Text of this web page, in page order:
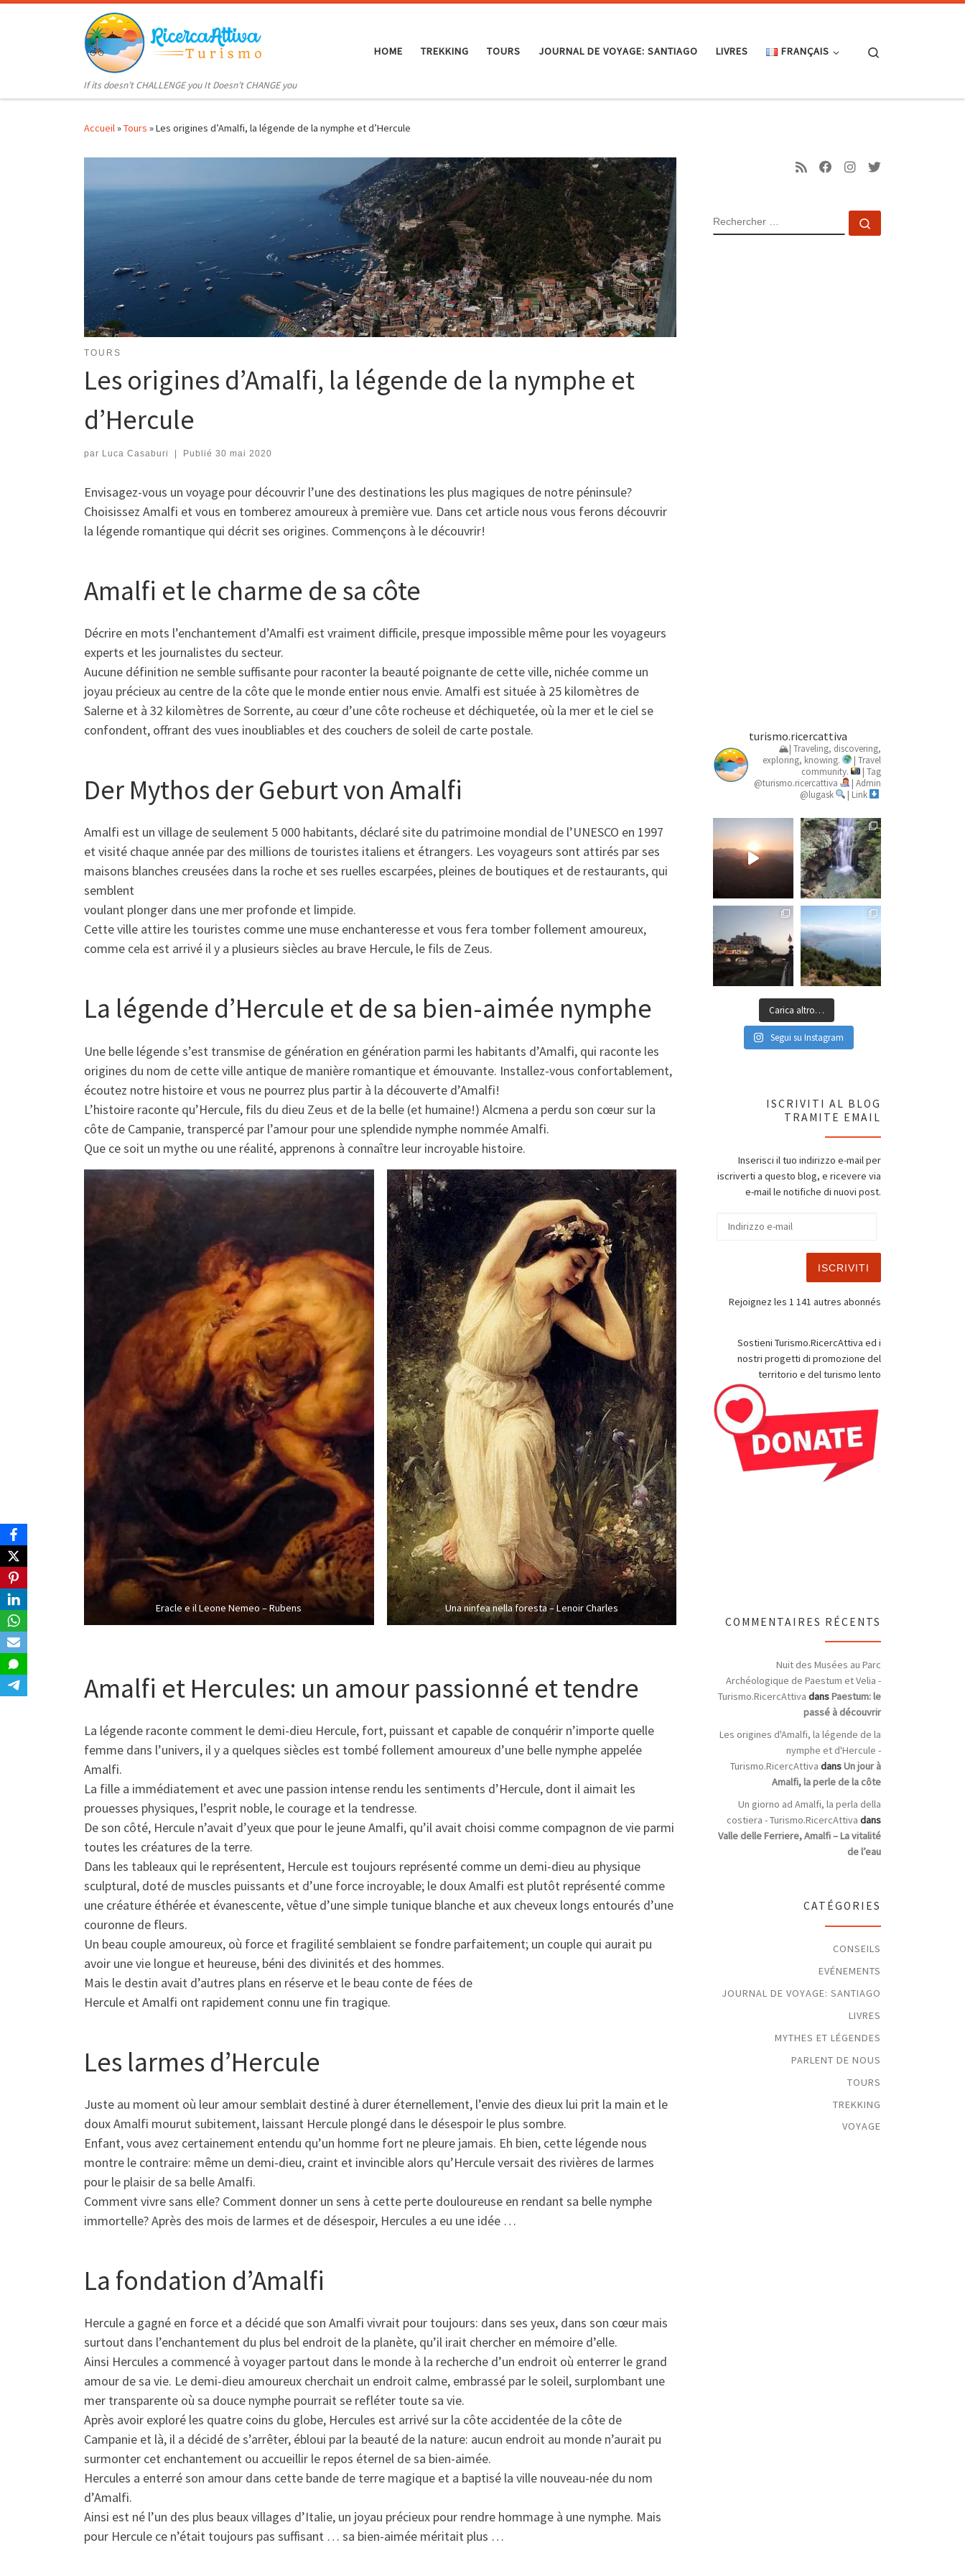
Passer au contenu
If its doesn’t CHALLENGE you It Doesn’t CHANGE you
HOME TREKKING TOURS JOURNAL DE VOYAGE: SANTIAGO LIVRES FRANÇAIS
Accueil»Tours »Les origines d’Amalfi, la légende de la nymphe et d’Hercule
TOURS
Les origines d’Amalfi, la légende de la nymphe et
d’Hercule
par Luca Casaburi Publié 30 mai 2020
Envisagez-vous un voyage pour découvrir l’une des destinations les plus magiques de notre péninsule?
Choisissez Amalfi et vous en tomberez amoureux à première vue. Dans cet article nous vous ferons découvrir
la légende romantique qui décrit ses origines. Commençons à le découvrir!
Amalfi et le charme de sa côte
Décrire en mots l’enchantement d’Amalfi est vraiment difficile, presque impossible même pour les voyageurs
experts et les journalistes du secteur.
Aucune définition ne semble suffisante pour raconter la beauté poignante de cette ville, nichée comme un
joyau précieux au centre de la côte que le monde entier nous envie. Amalfi est située à 25 kilomètres de
Salerne et à 32 kilomètres de Sorrente, au cœur d’une côte rocheuse et déchiquetée, où la mer et le ciel se
confondent, offrant des vues inoubliables et des couchers de soleil de carte postale.
Der Mythos der Geburt von Amalfi
Amalfi est un village de seulement 5 000 habitants, déclaré site du patrimoine mondial de l’UNESCO en 1997
et visité chaque année par des millions de touristes italiens et étrangers. Les voyageurs sont attirés par ses
maisons blanches creusées dans la roche et ses ruelles escarpées, pleines de boutiques et de restaurants, qui
semblent
voulant plonger dans une mer profonde et limpide.
Cette ville attire les touristes comme une muse enchanteresse et vous fera tomber follement amoureux,
comme cela est arrivé il y a plusieurs siècles au brave Hercule, le fils de Zeus.
La légende d’Hercule et de sa bien-aimée nymphe
Une belle légende s’est transmise de génération en génération parmi les habitants d’Amalfi, qui raconte les
origines du nom de cette ville antique de manière romantique et émouvante. Installez-vous confortablement,
écoutez notre histoire et vous ne pourrez plus partir à la découverte d’Amalfi!
L’histoire raconte qu’Hercule, fils du dieu Zeus et de la belle (et humaine!) Alcmena a perdu son cœur sur la
côte de Campanie, transpercé par l’amour pour une splendide nymphe nommée Amalfi.
Que ce soit un mythe ou une réalité, apprenons à connaître leur incroyable histoire.
Eracle e il Leone Nemeo – Rubens Una ninfea nella foresta – Lenoir Charles
Amalfi et Hercules: un amour passionné et tendre
La légende raconte comment le demi-dieu Hercule, fort, puissant et capable de conquérir n’importe quelle
femme dans l’univers, il y a quelques siècles est tombé follement amoureux d’une belle nymphe appelée
Amalfi.
La fille a immédiatement et avec une passion intense rendu les sentiments d’Hercule, dont il aimait les
prouesses physiques, l’esprit noble, le courage et la tendresse.
De son côté, Hercule n’avait d’yeux que pour le jeune Amalfi, qu’il avait choisi comme compagnon de vie parmi
toutes les créatures de la terre.
Dans les tableaux qui le représentent, Hercule est toujours représenté comme un demi-dieu au physique
sculptural, doté de muscles puissants et d’une force incroyable; le doux Amalfi est plutôt représenté comme
une créature éthérée et évanescente, vêtue d’une simple tunique blanche et aux cheveux longs entourés d’une
couronne de fleurs.
Un beau couple amoureux, où force et fragilité semblaient se fondre parfaitement; un couple qui aurait pu
avoir une vie longue et heureuse, béni des divinités et des hommes.
Mais le destin avait d’autres plans en réserve et le beau conte de fées de
Hercule et Amalfi ont rapidement connu une fin tragique.
Les larmes d’Hercule
Juste au moment où leur amour semblait destiné à durer éternellement, l’envie des dieux lui prit la main et le
doux Amalfi mourut subitement, laissant Hercule plongé dans le désespoir le plus sombre.
Enfant, vous avez certainement entendu qu’un homme fort ne pleure jamais. Eh bien, cette légende nous
montre le contraire: même un demi-dieu, craint et invincible alors qu’Hercule versait des rivières de larmes
pour le plaisir de sa belle Amalfi.
Comment vivre sans elle? Comment donner un sens à cette perte douloureuse en rendant sa belle nymphe
immortelle? Après des mois de larmes et de désespoir, Hercules a eu une idée …
La fondation d’Amalfi
Hercule a gagné en force et a décidé que son Amalfi vivrait pour toujours: dans ses yeux, dans son cœur mais
surtout dans l’enchantement du plus bel endroit de la planète, qu’il irait chercher en mémoire d’elle.
Ainsi Hercules a commencé à voyager partout dans le monde à la recherche d’un endroit où enterrer le grand
amour de sa vie. Le demi-dieu amoureux cherchait un endroit calme, embrassé par le soleil, surplombant une
mer transparente où sa douce nymphe pourrait se refléter toute sa vie.
Après avoir exploré les quatre coins du globe, Hercules est arrivé sur la côte accidentée de la côte de
Campanie et là, il a décidé de s’arrêter, ébloui par la beauté de la nature: aucun endroit au monde n’aurait pu
surmonter cet enchantement ou accueillir le repos éternel de sa bien-aimée.
Hercules a enterré son amour dans cette bande de terre magique et a baptisé la ville nouveau-née du nom
d’Amalfi.
Ainsi est né l’un des plus beaux villages d’Italie, un joyau précieux pour rendre hommage à une nymphe. Mais
pour Hercule ce n’était toujours pas suffisant … sa bien-aimée méritait plus …
RECHERCHER
turismo.ricercattiva
🏔| Traveling, discovering,
exploring, knowing.
| Travel
community.
| Tag
@turismo.ricercattiva
| Admin
@lugask
| Link
Carica altro…
Segui su Instagram
ISCRIVITI AL BLOG
TRAMITE EMAIL
Inserisci il tuo indirizzo e-mail per
iscriverti a questo blog, e ricevere via
e-mail le notifiche di nuovi post.
ISCRIVITI
Rejoignez les 1 141 autres abonnés
Sostieni Turismo.RicercAttiva ed i
nostri progetti di promozione del
territorio e del turismo lento
COMMENTAIRES RÉCENTS
Nuit des Musées au Parc
Archéologique de Paestum et Velia -
Turismo.RicercAttiva dansPaestum: le
passé à découvrir
Les origines d'Amalfi, la légende de la
nymphe et d'Hercule -
Turismo.RicercAttiva dansUn jour à
Amalfi, la perle de la côte
Un giorno ad Amalfi, la perla della
costiera - Turismo.RicercAttiva dans
Valle delle Ferriere, Amalfi – La vitalité
de l’eau
CATÉGORIES
CONSEILS
EVÉNEMENTS
JOURNAL DE VOYAGE: SANTIAGO
LIVRES
MYTHES ET LÉGENDES
PARLENT DE NOUS
TOURS
TREKKING
VOYAGE